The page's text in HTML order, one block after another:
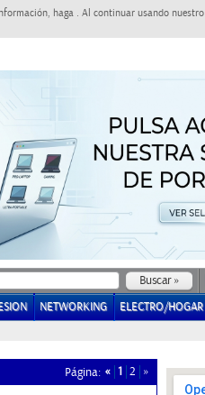
haga . Al continuar usando
NETWORKING ELECTRO/HOGAR
Página: « 1 2 »